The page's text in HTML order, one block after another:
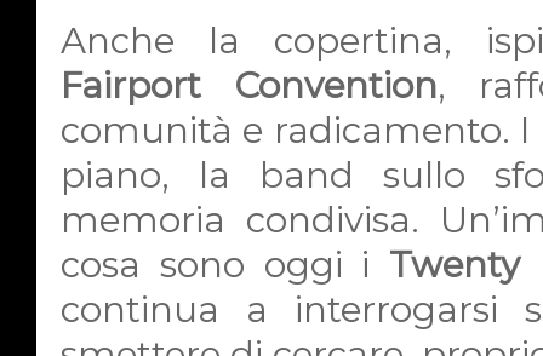
Anche la copertina,
Fairport Convention,
comunità e radicamento.
piano, la band sullo
memoria condivisa.
cosa sono oggi i Twenty
continua a interrogarsi